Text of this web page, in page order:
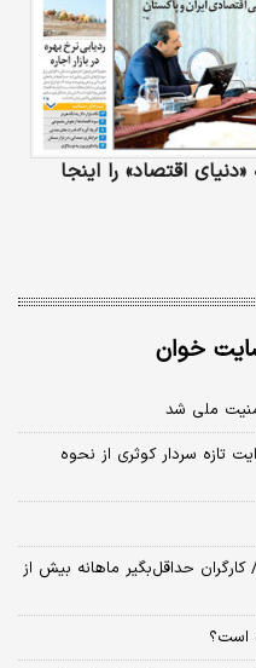
اقتصاد» را اینجا
خوان
ملی شد
تازه سردار کوثری از نحوه
حداقل‌بگیر ماهانه بیش از
است؟